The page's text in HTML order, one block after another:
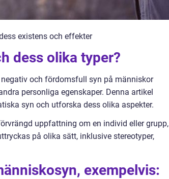
existens och effekter
dess olika typer?
och fördomsfull syn på människor
personliga egenskaper. Denna artikel
syn och utforska dess olika aspekter.
uppfattning om en individ eller grupp,
på olika sätt, inklusive stereotyper,
exempelvis: